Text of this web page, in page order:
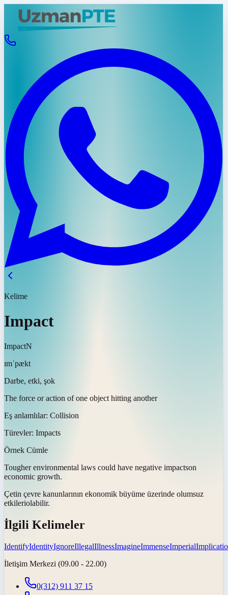
Kelime
Impact
ImpactN
ɪmˈpækt
Darbe, etki, şok
The force or action of one object hitting another
Eş anlamlılar: Collision
Türevler: Impacts
Örnek Cümle
Tougher environmental laws could have negative impactson
economic growth.
Çetin çevre kanunlarının ekonomik büyüme üzerinde olumsuz
etkileriolabilir.
İlgili Kelimeler
IdentifyIdentityIgnoreIllegalIllnessImagineImmenseImperial
İletişim Merkezi (09.00 - 22.00)
0(312) 911 37 15